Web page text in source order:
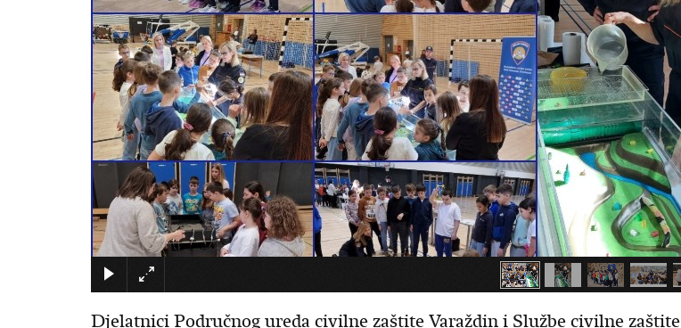
Djelatnici Područnog ureda civilne zaštite Varaždin i Službe civilne zaštite